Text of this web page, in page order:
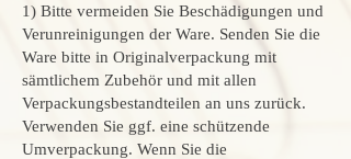
1) Bitte vermeiden Sie Beschädigungen und
Verunreinigungen der Ware. Senden Sie die
Ware bitte in Originalverpackung mit
sämtlichem Zubehör und mit allen
Verpackungsbestandteilen an uns zurück.
Verwenden Sie ggf. eine schützende
Umverpackung. Wenn Sie die